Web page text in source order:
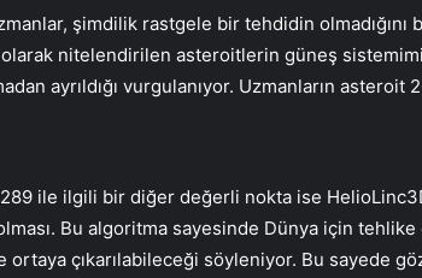
şimdilik rastgele bir tehdidin
nitelendirilen asteroitlerin güneş
ayrıldığı vurgulanıyor. Uzmanların
ile ilgili bir diğer değerli nokta ise
Bu algoritma sayesinde Dünya için
ortaya çıkarılabileceği söyleniyor. Bu sayede